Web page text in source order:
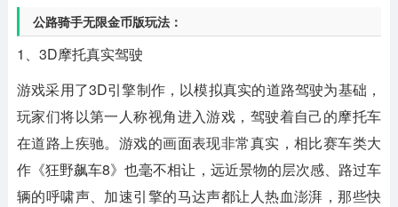
公路骑手无限金币版玩法：
1、3D摩托真实驾驶
游戏采用了3D引擎制作，以模拟真实的道路驾驶为基础，
玩家们将以第一人称视角进入游戏，驾驶着自己的摩托车
在道路上疾驰。游戏的画面表现非常真实，相比赛车类大
作《狂野飙车8》也毫不相让，远近景物的层次感、路过车
辆的呼啸声、加速引擎的马达声都让人热血澎湃，那些快